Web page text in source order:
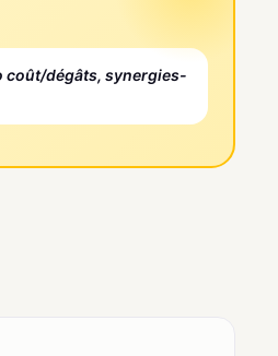
coût/dégâts, synergies-